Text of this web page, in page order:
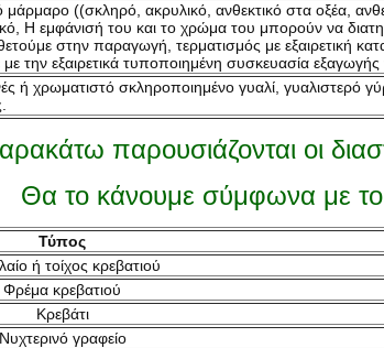
μάρμαρο ((σκληρό, ακρυλικό, ανθεκτικό στα οξέα,
Η εμφάνισή του και το χρώμα του μπορούν να
στην παραγωγή, τερματισμός με εξαιρετική
την εξαιρετικά τυποποιημένη συσκευασία εξαγωγής
ή χρωματιστό σκληροποιημένο γυαλί, γυαλιστερό
παρουσιάζονται οι
Θα το κάνουμε σύμφωνα με το
Τύπος
ή τοίχος κρεβατιού
Φρέμα κρεβατιού
Κρεβάτι
Νυχτερινό γραφείο